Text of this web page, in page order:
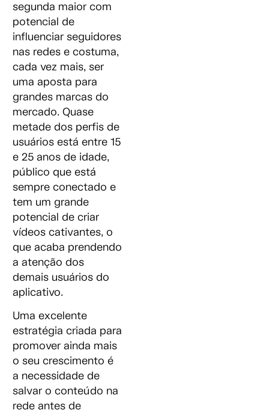
segunda maior com
potencial de
influenciar seguidores
nas redes e costuma,
cada vez mais, ser
uma aposta para
grandes marcas do
mercado. Quase
metade dos perfis de
usuários está entre 15
e 25 anos de idade,
público que está
sempre conectado e
tem um grande
potencial de criar
vídeos cativantes, o
que acaba prendendo
a atenção dos
demais usuários do
aplicativo.
Uma excelente
estratégia criada para
promover ainda mais
o seu crescimento é
a necessidade de
salvar o conteúdo na
rede antes de